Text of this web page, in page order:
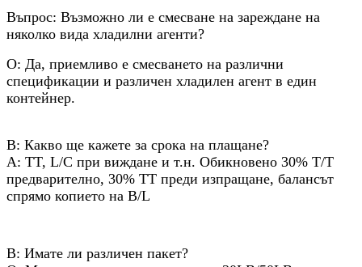
Въпрос: Възможно ли е смесване на зареждане на
няколко вида хладилни агенти?
О: Да, приемливо е смесването на различни
спецификации и различен хладилен агент в един
контейнер.
В: Какво ще кажете за срока на плащане?
A: TT, L/C при виждане и т.н. Обикновено 30% T/T
предварително, 30% TT преди изпращане, балансът
спрямо копието на B/L
В: Имате ли различен пакет?